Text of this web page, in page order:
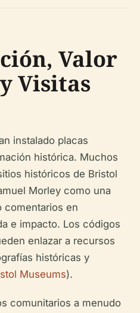
Valor
Visitas
instalado placas
histórica. Muchos
históricos de Bristol
Morley como una
comentarios en
e impacto. Los códigos
enlazar a recursos
históricas y
Museums).
comunitarios a menudo